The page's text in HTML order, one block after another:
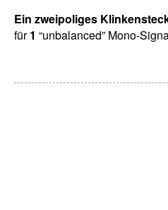
Ein zweipoliges
für1 “unbalanced” Mono-